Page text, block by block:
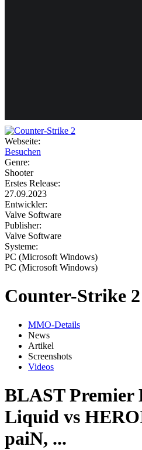
Webseite:
Besuchen
Genre:
Shooter
Erstes Release:
27.09.2023
Entwickler:
Valve Software
Publisher:
Valve Software
Systeme:
PC (Microsoft Windows)
PC (Microsoft Windows)
Counter-Strike
MMO-Details
News
Artikel
Screenshots
Videos
BLAST Premier
Liquid vs
paiN, ...